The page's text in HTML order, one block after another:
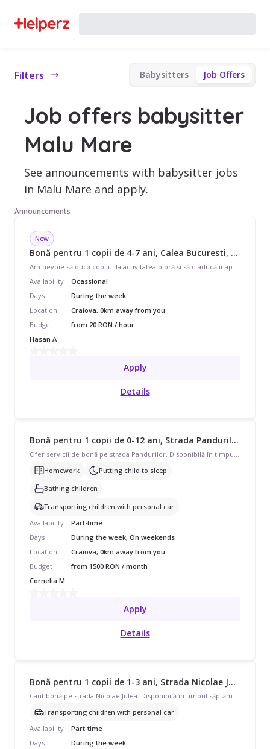
Filters Babysitters Job Offers
Job offers babysitter
Malu Mare
See announcements with babysitter jobs
in Malu Mare and apply.
Announcements
New
Bonă pentru 1 copii de 4-7 ani, Calea Bucuresti, Ocazional, începând cu 20 lei/oră
Am nevoie să ducă copilul la activitatea o oră și să o aducă inapoi De 2 ori pe saptamana O sa fie foarte ușor
Availability
Ocassional
Days
During the week
Location
Craiova, 0km away from you
Budget
from 20 RON / hour
Hasan A
Apply
Details
Bonă pentru 1 copii de 0-12 ani, Strada Pandurilor, Craiova, Romania, Part Time, începând cu 1500 lei/lună
Homework
Putting child to sleep
Bathing children
Transporting children with personal car
Availability
Part-time
Days
During the week, On weekends
Location
Craiova, 0km away from you
Budget
from 1500 RON / month
Cornelia M
Apply
Details
Bonă pentru 1 copii de 1-3 ani, Strada Nicolae Julea, Part Time, începând cu 1500 lei/lună
Transporting children with personal car
Availability
Part-time
Days
During the week